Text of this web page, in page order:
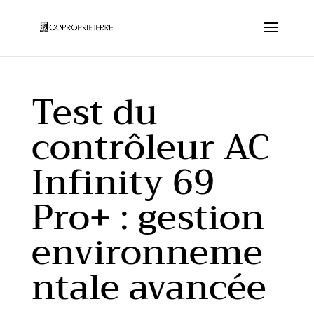
Test du
contrôleur AC
Infinity 69
Pro+ : gestion
environneme
ntale avancée